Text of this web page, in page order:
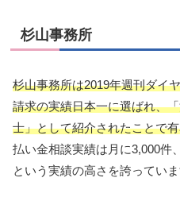
杉山事務所
杉山事務所は2019年週刊ダイ
請求の実績日本一に選ばれ、
士」として紹介されたことで
払い金相談実績は月に3,000件
という実績の高さを誇っていま